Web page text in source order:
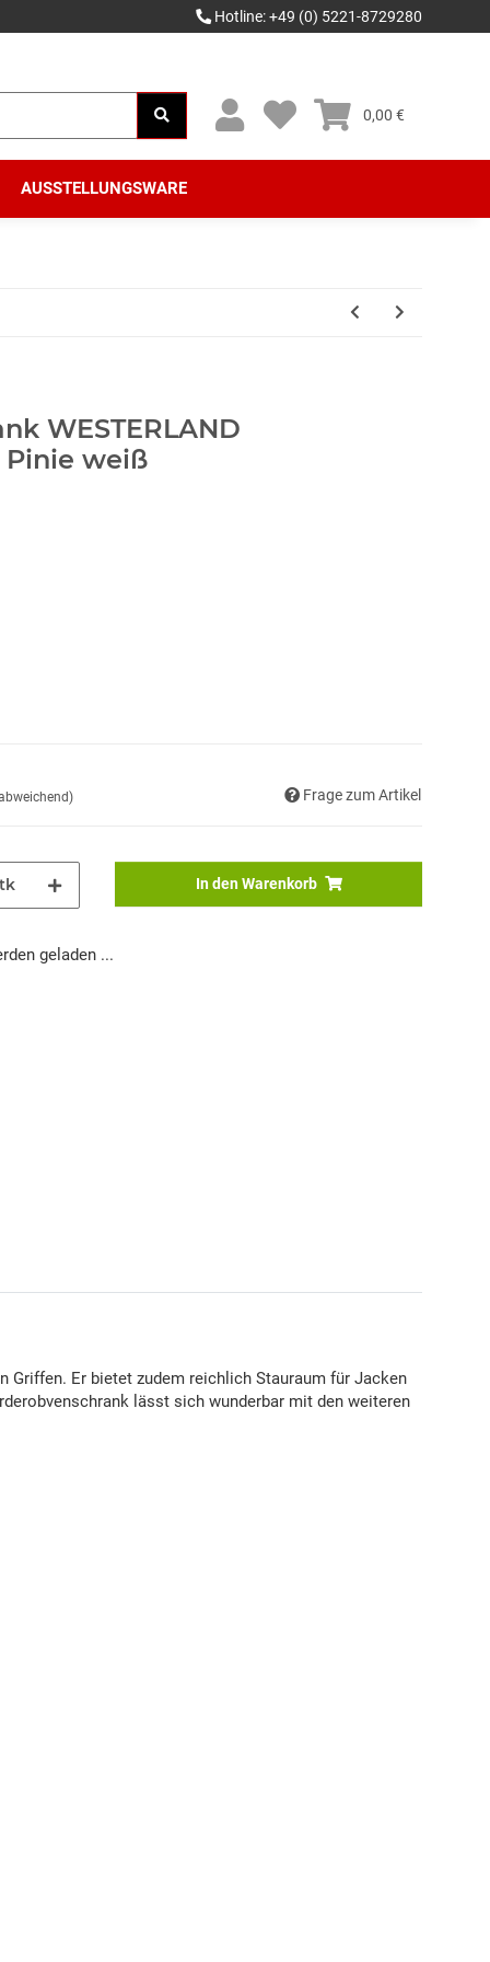
Hotline: +49 (0) 5221-8729280
0,00 €
AUSSTELLUNGSWARE
WESTERLAND
weiß
Frage zum Artikel
In den Warenkorb
geladen ...
Er bietet zudem reichlich Stauraum für Jacken
lässt sich wunderbar mit den weiteren